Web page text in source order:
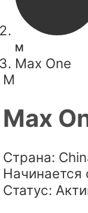
M
Max One
M
Max
Страна:
Начинается
Статус: